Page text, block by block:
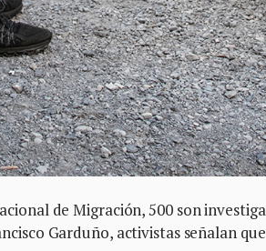
de Migración, 500 son
Garduño, activistas señalan